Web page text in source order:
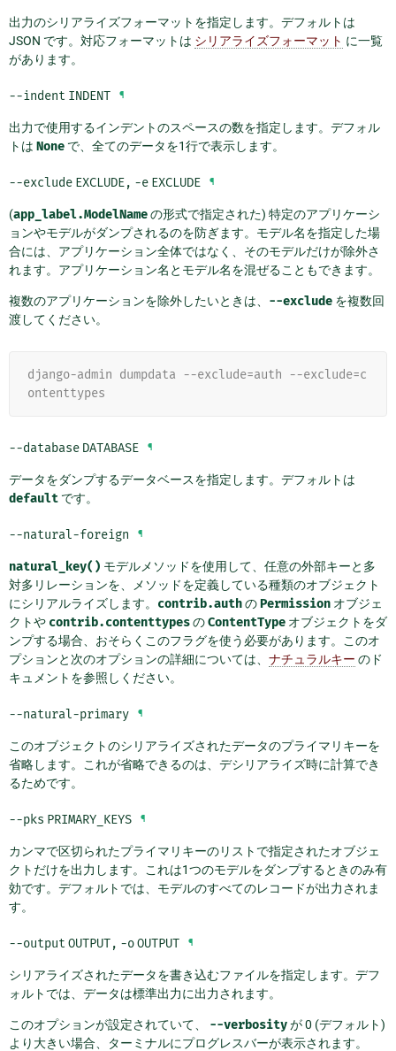
出力のシリアライズフォーマットを指定します。デフォルトは
JSON です。対応フォーマットは シリアライズフォーマット に一覧
があります。
--indent INDENT ¶
出力で使用するインデントのスペースの数を指定します。デフォル
トは None で、全てのデータを1行で表示します。
--exclude EXCLUDE, -e EXCLUDE ¶
(app_label.ModelNameの形式で指定された) 特定のアプリケーシ
ョンやモデルがダンプされるのを防ぎます。モデル名を指定した場
合には、アプリケーション全体ではなく、そのモデルだけが除外さ
れます。アプリケーション名とモデル名を混ぜることもできます。
複数のアプリケーションを除外したいときは、 --exclude を複数回
渡してください。
django-admin dumpdata --exclude=auth --exclude=c
ontenttypes
--database DATABASE ¶
データをダンプするデータベースを指定します。デフォルトは
default です。
--natural-foreign ¶
natural_key() モデルメソッドを使用して、任意の外部キーと多
対多リレーションを、メソッドを定義している種類のオブジェクト
にシリアルライズします。 contrib.authのPermission オブジェ
クトや contrib.contenttypesのContentType オブジェクトをダ
ンプする場合、おそらくこのフラグを使う必要があります。このオ
プションと次のオプションの詳細については、 ナチュラルキー のド
キュメントを参照しください。
--natural-primary ¶
このオブジェクトのシリアライズされたデータのプライマリキーを
省略します。これが省略できるのは、デシリアライズ時に計算でき
るためです。
--pks PRIMARY_KEYS ¶
カンマで区切られたプライマリキーのリストで指定されたオブジェ
クトだけを出力します。これは1つのモデルをダンプするときのみ有
効です。デフォルトでは、モデルのすべてのレコードが出力されま
す。
--output OUTPUT, -oOUTPUT ¶
シリアライズされたデータを書き込むファイルを指定します。デフ
ォルトでは、データは標準出力に出力されます。
このオプションが設定されていて、 --verbosityが 0 (デフォルト)
より大きい場合、ターミナルにプログレスバーが表示されます。